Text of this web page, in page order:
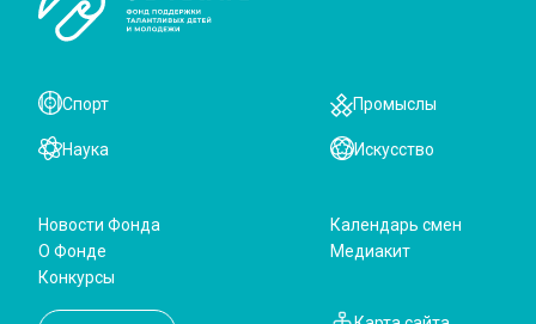
Наука
Спорт
Искусство
Промыслы
Новости Фонда
О Фонде
Конкурсы
Календарь смен
Медиакит